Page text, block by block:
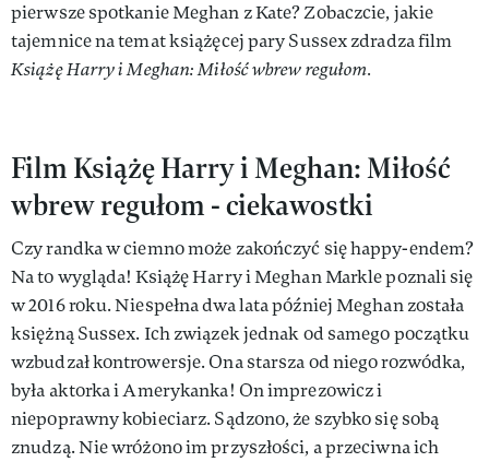
pierwsze spotkanie Meghan z Kate? Zobaczcie, jakie
tajemnice na temat książęcej pary Sussex zdradza film
Książę Harry i Meghan: Miłość wbrew regułom.
Film Książę Harry i Meghan: Miłość
wbrew regułom - ciekawostki
Czy randka w ciemno może zakończyć się happy-endem?
Na to wygląda! Książę Harry i Meghan Markle poznali się
w 2016 roku. Niespełna dwa lata później Meghan została
księżną Sussex. Ich związek jednak od samego początku
wzbudzał kontrowersje. Ona starsza od niego rozwódka,
była aktorka i Amerykanka! On imprezowicz i
niepoprawny kobieciarz. Sądzono, że szybko się sobą
znudzą. Nie wróżono im przyszłości, a przeciwna ich